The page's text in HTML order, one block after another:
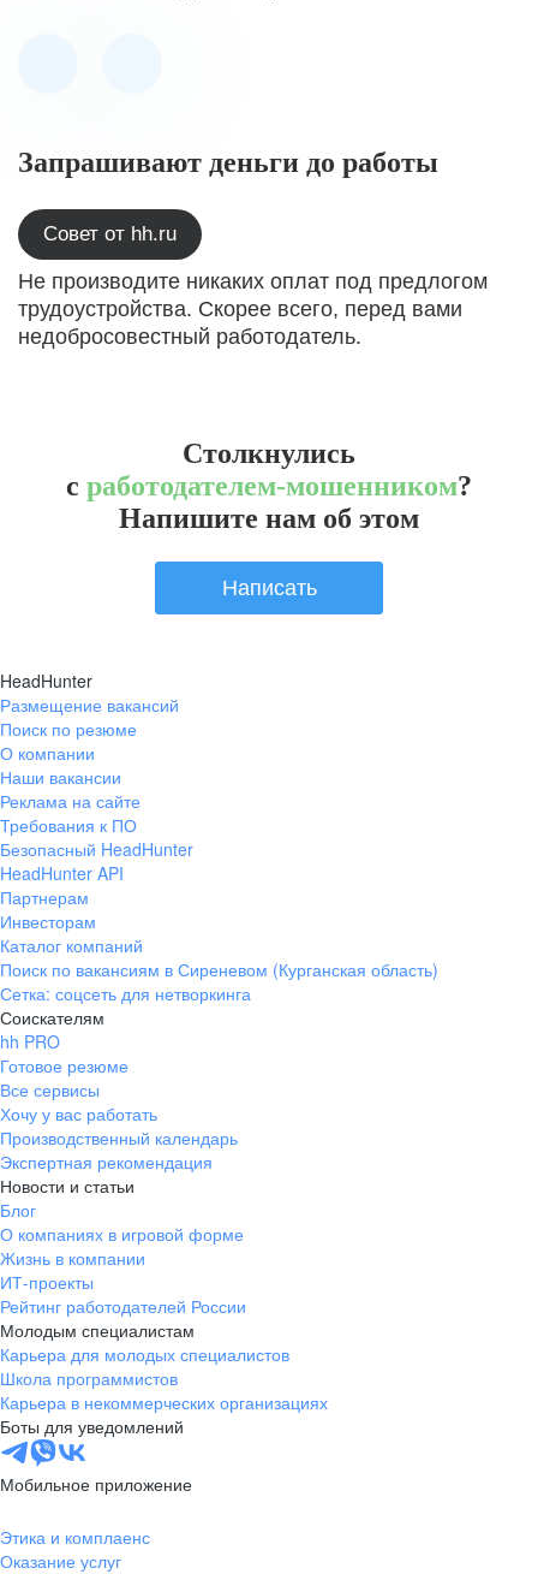
Запрашивают деньги до работы
Совет от hh.ru
Не производите никаких оплат под предлогом
трудоустройства. Скорее всего, перед вами
недобросовестный работодатель.
Столкнулись
с работодателем-мошенником?
Напишите нам об этом
Написать
HeadHunter
Размещение вакансий
Поиск по резюме
О компании
Наши вакансии
Реклама на сайте
Требования к ПО
Безопасный HeadHunter
HeadHunter API
Партнерам
Инвесторам
Каталог компаний
Поиск по вакансиям в Сиреневом (Курганская область)
Сетка: соцсеть для нетворкинга
Соискателям
hh PRO
Готовое резюме
Все сервисы
Хочу у вас работать
Производственный календарь
Экспертная рекомендация
Новости и статьи
Блог
О компаниях в игровой форме
Жизнь в компании
ИТ-проекты
Рейтинг работодателей России
Молодым специалистам
Карьера для молодых специалистов
Школа программистов
Карьера в некоммерческих организациях
Боты для уведомлений
Мобильное приложение
Этика и комплаенс
Оказание услуг